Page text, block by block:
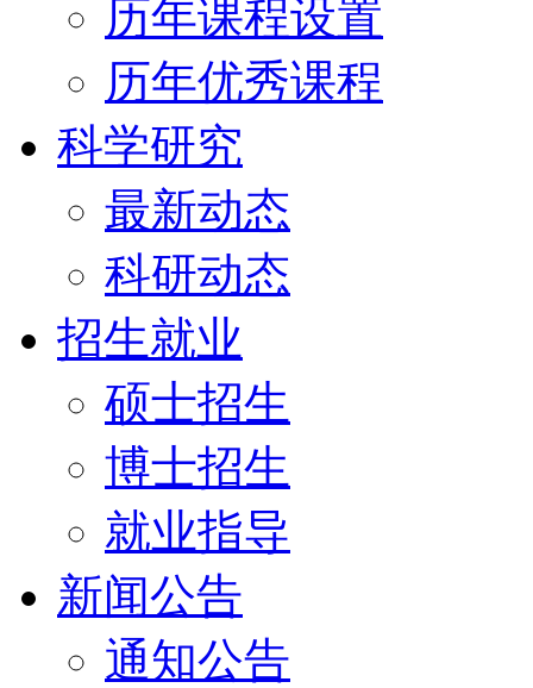
历年课程设置
历年优秀课程
科学研究
最新动态
科研动态
招生就业
硕士招生
博士招生
就业指导
新闻公告
通知公告